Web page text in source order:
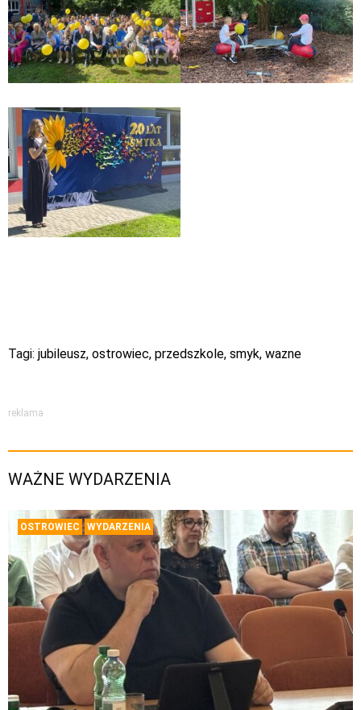
Tagi: jubileusz, ostrowiec, przedszkole, smyk, wazne
reklama
WAŻNE WYDARZENIA
OSTROWIEC WYDARZENIA